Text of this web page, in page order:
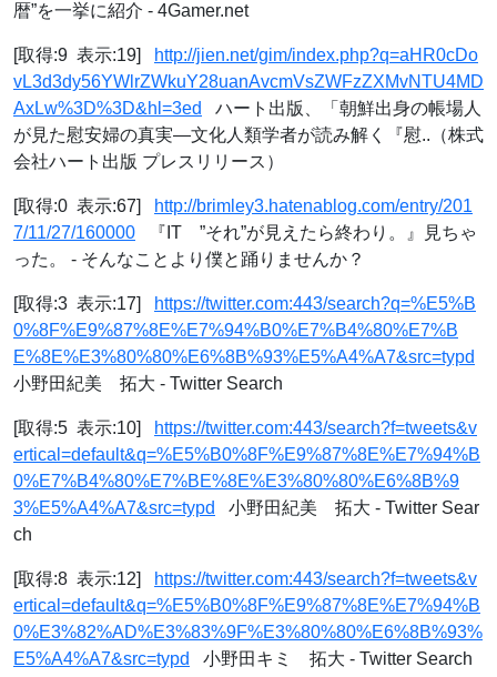
暦”を一挙に紹介 - 4Gamer.net
[取得:9 表示:19]
http://jien.net/gim/index.php?q=aHR0cDo
vL3d3dy56YWlrZWkuY28uanAvcmVsZWFzZXMvNTU4MD
AxLw%3D%3D&hl=3ed
ハート出版、「朝鮮出身の帳場人
が見た慰安婦の真実―文化人類学者が読み解く『慰..（株式
会社ハート出版 プレスリリース）
[取得:0 表示:67]
http://brimley3.hatenablog.com/entry/201
7/11/27/160000 『IT ”それ”が見えたら終わり。』見ちゃ
った。 - そんなことより僕と踊りませんか？
[取得:3 表示:17]
https://twitter.com:443/search?q=%E5%B
0%8F%E9%87%8E%E7%94%B0%E7%B4%80%E7%B
E%8E%E3%80%80%E6%8B%93%E5%A4%A7&src=typd
小野田紀美 拓大 - Twitter Search
[取得:5 表示:10]
https://twitter.com:443/search?f=tweets&v
ertical=default&q=%E5%B0%8F%E9%87%8E%E7%94%B
0%E7%B4%80%E7%BE%8E%E3%80%80%E6%8B%9
3%E5%A4%A7&src=typd
小野田紀美 拓大 - Twitter Sear
ch
[取得:8 表示:12]
https://twitter.com:443/search?f=tweets&v
ertical=default&q=%E5%B0%8F%E9%87%8E%E7%94%B
0%E3%82%AD%E3%83%9F%E3%80%80%E6%8B%93%
E5%A4%A7&src=typd
小野田キミ 拓大 - Twitter Search